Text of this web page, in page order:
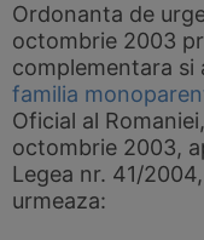
Ordonanta de
octombrie 2003
complementara si
familia
Oficial al
octombrie 2003,
Legea nr. 41/
urmeaza: